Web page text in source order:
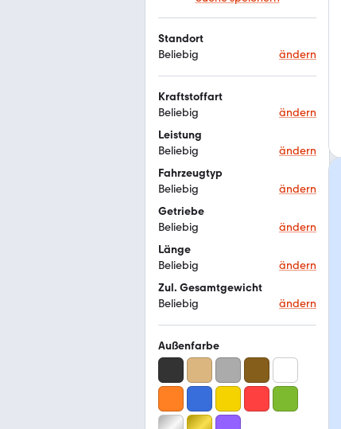
Standort
Beliebig
ändern
Kraftstoffart
Beliebig
ändern
Leistung
Beliebig
ändern
Fahrzeugtyp
Beliebig
ändern
Getriebe
Beliebig
ändern
Länge
Beliebig
ändern
Zul. Gesamtgewicht
Beliebig
ändern
Außenfarbe